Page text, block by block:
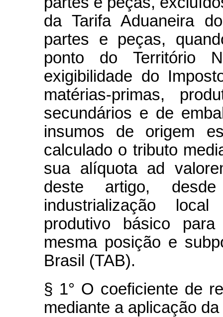
da Tarifa Aduaneira
partes e peças,
ponto do Território
exigibilidade do
matérias-primas,
secundários e de
insumos de origem
calculado o tributo
sua alíquota ad
deste artigo,
industrialização
produtivo básico
mesma posição e
Brasil (TAB).
§ 1° O coeficiente de
mediante a aplicação